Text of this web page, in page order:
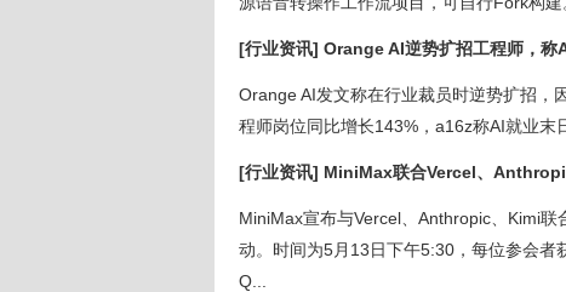
[行业资讯] Orange AI逆势扩招工程师，称
Orange AI发文称在行业裁员时逆势扩招，
程师岗位同比增长143%，a16z称AI就业末
[行业资讯] MiniMax联合Vercel、
MiniMax宣布与Vercel、Anthropic、Kimi
动。时间为5月13日下午5:30，每位参会
Q...